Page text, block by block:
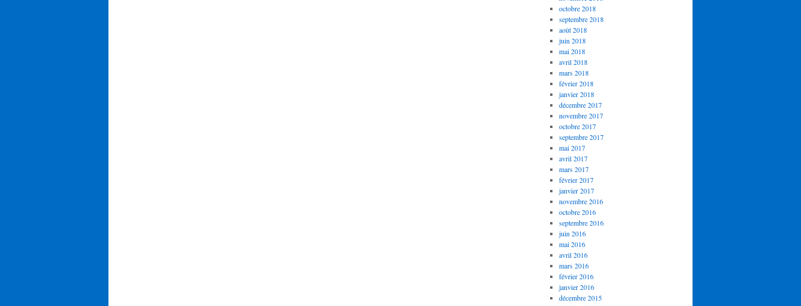
octobre 2018
septembre 2018
août 2018
juin 2018
mai 2018
avril 2018
mars 2018
février 2018
janvier 2018
décembre 2017
novembre 2017
octobre 2017
septembre 2017
mai 2017
avril 2017
mars 2017
février 2017
janvier 2017
novembre 2016
octobre 2016
septembre 2016
juin 2016
mai 2016
avril 2016
mars 2016
février 2016
janvier 2016
décembre 2015